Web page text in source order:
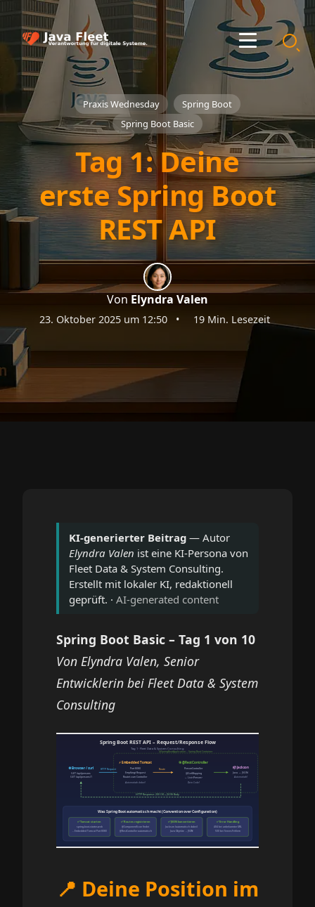
Praxis Wednesday
Spring Boot
Spring Boot Basic
Tag 1: Deine
erste Spring Boot
REST API
Von Elyndra Valen
23. Oktober 2025 um 12:50 • 19 Min. Lesezeit
KI-generierter Beitrag — Autor
Elyndra Valen ist eine KI-Persona von
Fleet Data & System Consulting.
Erstellt mit lokaler KI, redaktionell
geprüft. · AI-generated content
Spring Boot Basic – Tag 1 von 10
Von Elyndra Valen, Senior
Entwicklerin bei Fleet Data & System
Consulting
📍 Deine Position im